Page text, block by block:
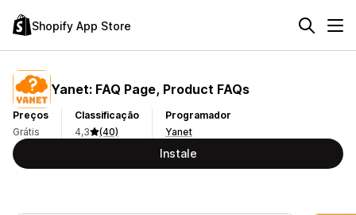
Shopify App Store
Yanet: FAQ Page, Product FAQs
Preços
Grátis
Classificação
4,3
(40)
Programador
Yanet
Instale